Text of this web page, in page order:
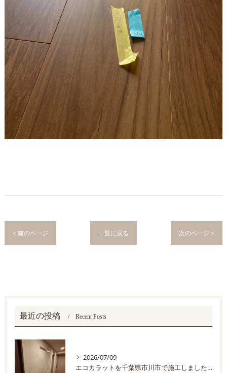
< 前のページ 一覧に戻る 次のページ >
最近の投稿 Recent Posts
2026/07/09
エコカラットを千葉県市川市で施工しました。